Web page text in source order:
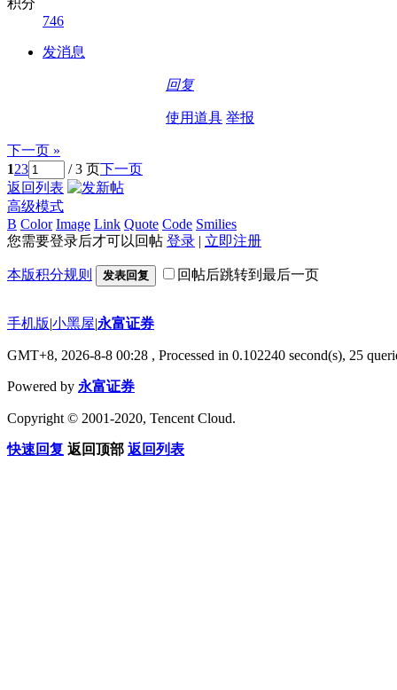
746
发消息
回复
使用道具 举报
下一页 »
123 / 3 页下一页
返回列表
高级模式
B Color Image Link Quote Code Smilies
您需要登录后才可以回帖 登录 | 立即注册
本版积分规则 发表回复 回帖后跳转到最后一页
手机版|小黑屋|永富证券
GMT+8, 2026-8-8 00:28 , Processed in 0.102240 second(s), 25
Powered by 永富证券
Copyright © 2001-2020, Tencent Cloud.
快速回复 返回顶部 返回列表